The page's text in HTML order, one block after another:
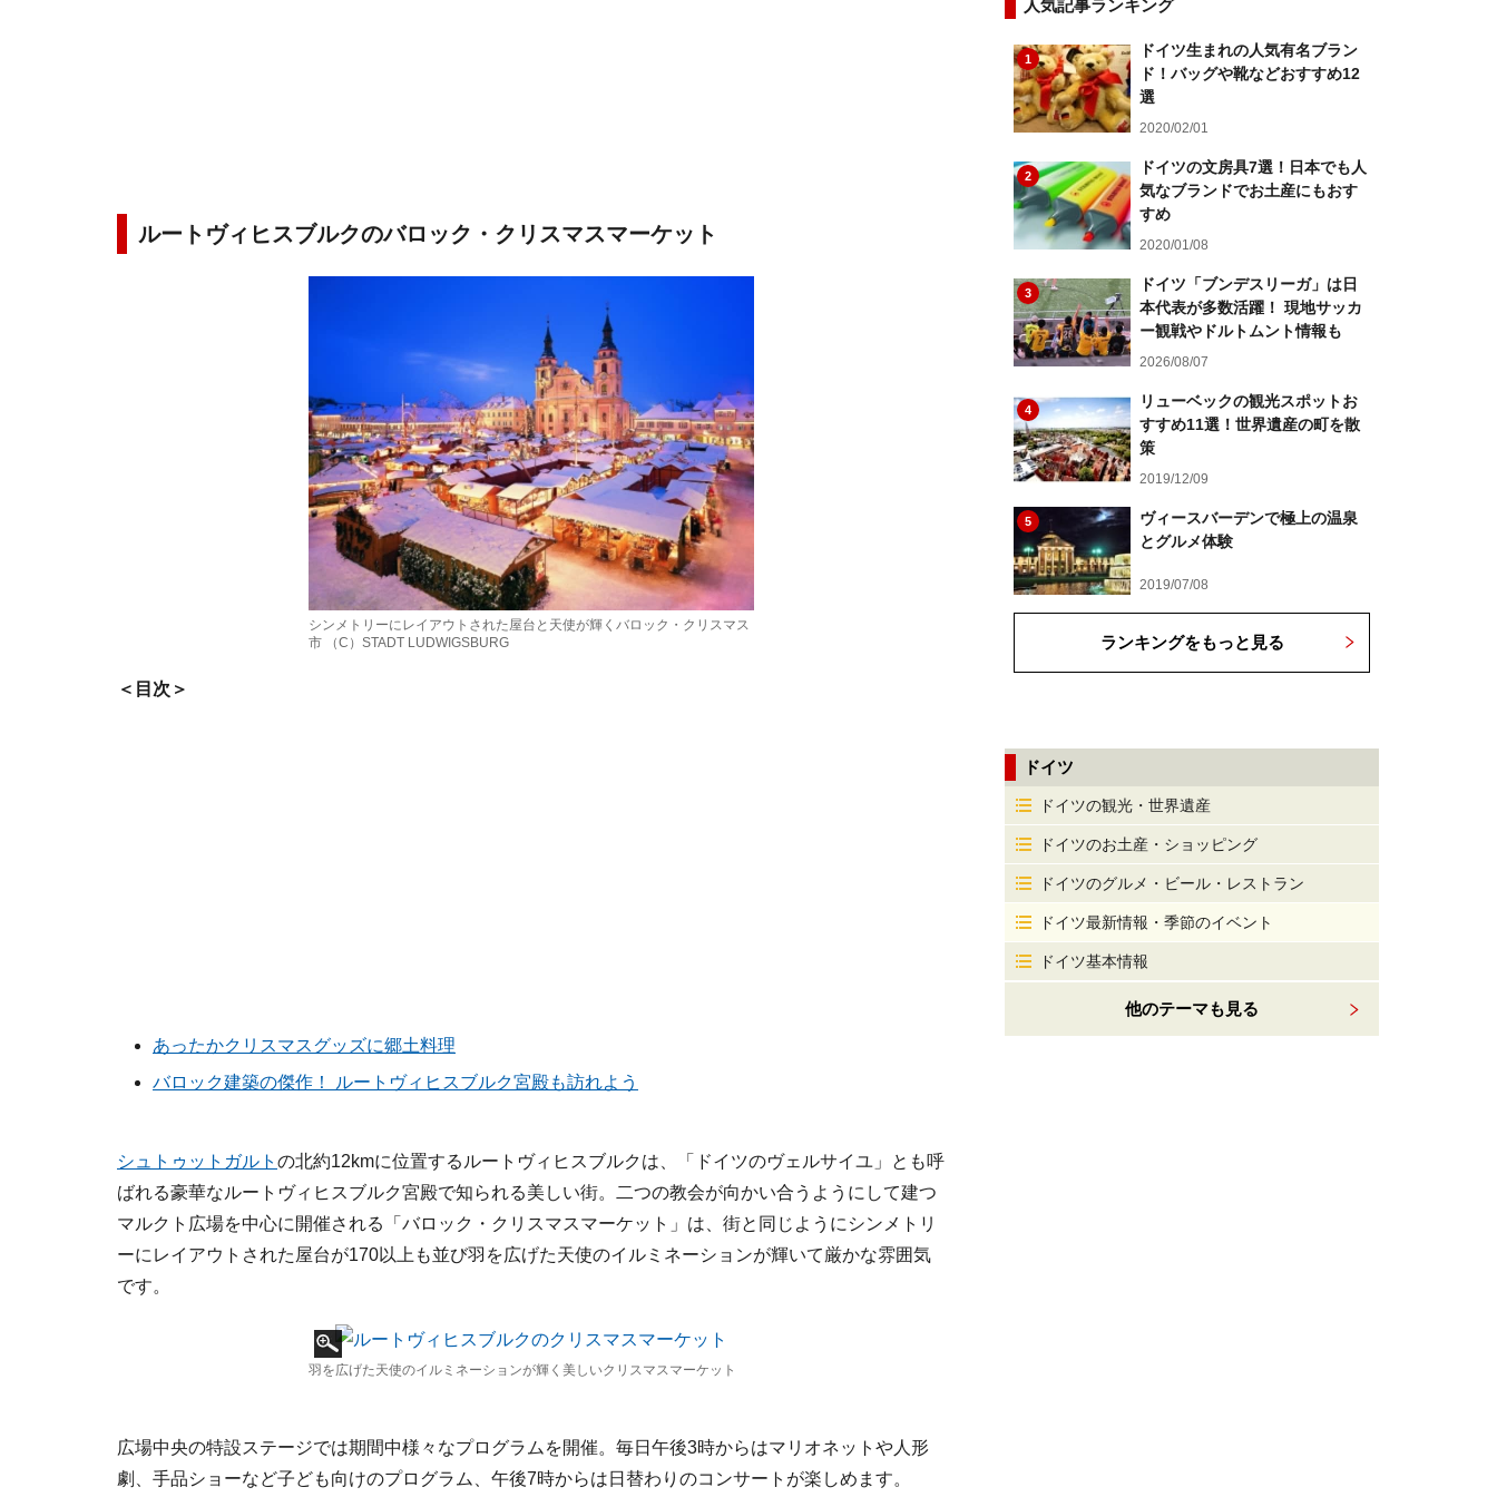
ルートヴィヒスブルクのバロック・クリスマスマーケット
シンメトリーにレイアウトされた屋台と天使が輝くバロック・クリスマス
市 （C）STADT LUDWIGSBURG
＜目次＞
あったかクリスマスグッズに郷土料理
バロック建築の傑作！ ルートヴィヒスブルク宮殿も訪れよう
シュトゥットガルト の北約12kmに位置するルートヴィヒスブルクは、「ドイツのヴェルサイユ」とも呼
ばれる豪華なルートヴィヒスブルク宮殿で知られる美しい街。二つの教会が向かい合うようにして建つ
マルクト広場を中心に開催される「バロック・クリスマスマーケット」は、街と同じようにシンメトリ
ーにレイアウトされた屋台が170以上も並び羽を広げた天使のイルミネーションが輝いて厳かな雰囲気
です。
羽を広げた天使のイルミネーションが輝く美しいクリスマスマーケット
広場中央の特設ステージでは期間中様々なプログラムを開催。毎日午後3時からはマリオネットや人形
劇、手品ショーなど子ども向けのプログラム、午後7時からは日替わりのコンサートが楽しめます。
人気記事ランキング
1
ドイツ生まれの人気有名ブラン
ド！バッグや靴などおすすめ12
選
2020/02/01
2
ドイツの文房具7選！日本でも人
気なブランドでお土産にもおす
すめ
2020/01/08
3
ドイツ「ブンデスリーガ」は日
本代表が多数活躍！ 現地サッカ
ー観戦やドルトムント情報も
2026/08/07
4
リューベックの観光スポットお
すすめ11選！世界遺産の町を散
策
2019/12/09
5
ヴィースバーデンで極上の温泉
とグルメ体験
2019/07/08
ランキングをもっと見る
ドイツ
ドイツの観光・世界遺産
ドイツのお土産・ショッピング
ドイツのグルメ・ビール・レストラン
ドイツ最新情報・季節のイベント
ドイツ基本情報
他のテーマも見る